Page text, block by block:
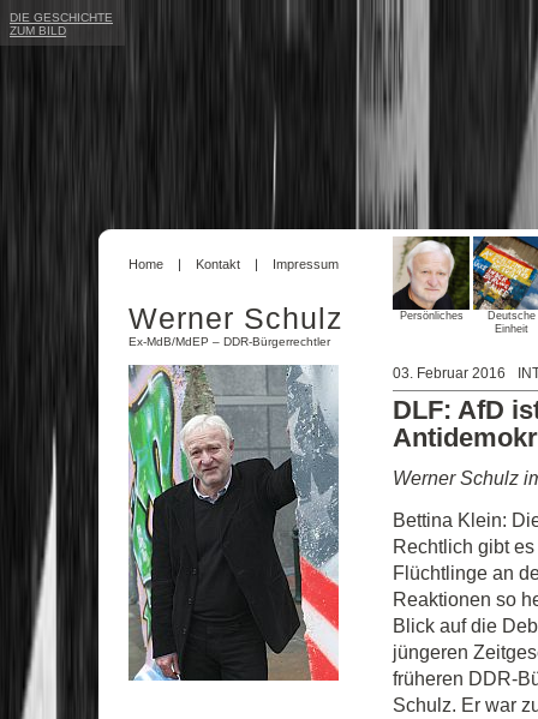
03. Februar 2016
DLF: AfD
Werner Schulz
Bettina Klein:
Rechtlich gibt
Flüchtlinge an
Reaktionen so
Blick auf die
jüngeren
früheren DDR-
Schulz. Er war
Home Kontakt Impressum
Werner Schulz
Ex-MdB/MdEP – DDR-Bürgerrechtler
Persönliches
Deutsche
Einheit
DIE GESCHICHTE
ZUM BILD